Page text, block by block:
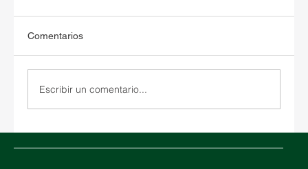
Comentarios
Escribir un comentario...